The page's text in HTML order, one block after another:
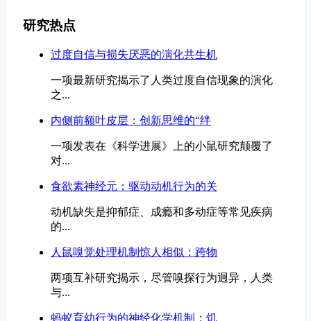
研究热点
过度自信与损失厌恶的演化共生机
一项最新研究揭示了人类过度自信现象的演化
之...
内侧前额叶皮层：创新思维的“绊
一项发表在《科学进展》上的小鼠研究颠覆了
对...
食欲素神经元：驱动动机行为的关
动机缺失是抑郁症、成瘾和多动症等常见疾病
的...
人鼠嗅觉处理机制惊人相似：跨物
两项互补研究揭示，尽管嗅探行为迥异，人类
与...
蚂蚁育幼行为的神经化学机制：饥